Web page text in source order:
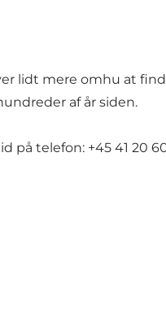
lidt mere omhu at
af år siden.
telefon: +45 41 20